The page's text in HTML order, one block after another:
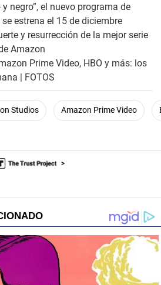
negro”, el nuevo programa de
estrena el 15 de diciembre
y resurrección de la mejor serie
Amazon
Prime Video, HBO y más: los
| FOTOS
Studios Amazon Prime Video